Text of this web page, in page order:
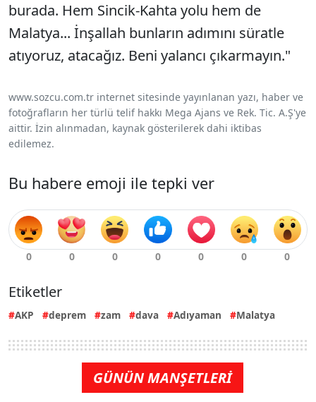
burada. Hem Sincik-Kahta yolu hem de
Malatya... İnşallah bunların adımını süratle
atıyoruz, atacağız. Beni yalancı çıkarmayın."
www.sozcu.com.tr internet sitesinde yayınlanan yazı, haber ve
fotoğrafların her türlü telif hakkı Mega Ajans ve Rek. Tic. A.Ş'ye
aittir. İzin alınmadan, kaynak gösterilerek dahi iktibas
edilemez.
Bu habere emoji ile tepki ver
Etiketler
AKP deprem zam dava Adıyaman Malatya
GÜNÜN MANŞETLERİ